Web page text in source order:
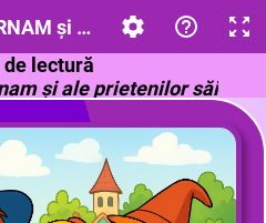
și ale prietenilor săi
lectură
și ale prietenilor săi